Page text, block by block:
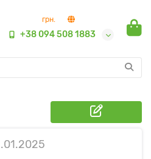
грн.
+38 094 508 1883